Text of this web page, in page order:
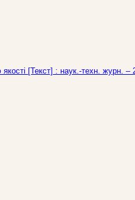
[Текст] : наук.-техн. журн. –